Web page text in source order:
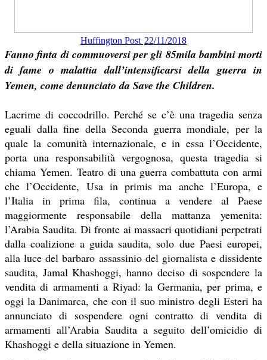
Huffington Post 22/11/2018
Fanno finta di commuoversi per gli 85mila bambini morti
di fame o malattia dall’intensificarsi della guerra in
Yemen, come denunciato da Save the Children.
Lacrime di coccodrillo. Perché se c’è una tragedia senza
eguali dalla fine della Seconda guerra mondiale, per la
quale la comunità internazionale, e in essa l’Occidente,
porta una responsabilità vergognosa, questa tragedia si
chiama Yemen. Teatro di una guerra combattuta con armi
che l’Occidente, Usa in primis ma anche l’Europa, e
l’Italia in prima fila, continua a vendere al Paese
maggiormente responsabile della mattanza yemenita:
l’Arabia Saudita. Di fronte ai massacri quotidiani perpetrati
dalla coalizione a guida saudita, solo due Paesi europei,
alla luce del barbaro assassinio del giornalista e dissidente
saudita, Jamal Khashoggi, hanno deciso di sospendere la
vendita di armamenti a Riyad: la Germania, per prima, e
oggi la Danimarca, che con il suo ministro degli Esteri ha
annunciato di sospendere ogni contratto di vendita di
armamenti all’Arabia Saudita a seguito dell’omicidio di
Khashoggi e della situazione in Yemen.